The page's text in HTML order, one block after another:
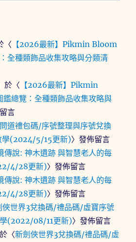
〈 【2026最新】Pikmin Bloom
全種類飾品收集攻略與分類清
於〈 【2026最新】Pikmin
總覽：全種類飾品收集攻略與
言
道禮包碼/序號整理與序號兌換
(2024/5/15更新)〉發佈留言
傳說: 神木遺跡 與智慧老人的每
4/28更新)〉發佈留言
傳說: 神木遺跡 與智慧老人的每
4/28更新)〉發佈留言
俠世界3兌換碼/禮品碼/虛寶序號
(2022/08/11更新)〉發佈留言
〈新劍俠世界3兌換碼/禮品碼/虛